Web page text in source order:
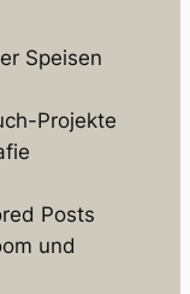
Speisen
Projekte
Posts
und